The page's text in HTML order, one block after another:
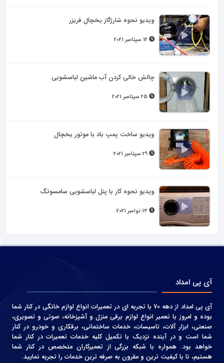
ویدیو نحوه شارژگاز یخچال فریزر
چالش خالی کردن آب ماشین لباسشویی
ویدیو ساخت پمپ باد با موتور یخچال
ویدیو نحوه کار با پنل لباسشویی سامسونگ
آی پی امداد
آی پی امداد از دهه 70 با تجربه ای در تعمیرات انواع لوازم خانگی در کنار شما
بوده و امروز با تعمیر انواع لوازم برقی منزل و آشپزخانه، صوتی و‌ تصویری،
صنعتی، ابزار آلات، تاسیسات، خدمات ساختمانی، برقکاری و خودرو در کنار
شما است و در آینده نزدیک با تکمیل کلیه خدمات تعمیرات در کنار شما
خواهد بود. همواره با شبکه بزرگی از تعمیرکاران متخصص در کنار شما
هستیم، تا با کیفیت ترین و مقرون به صرفه ترین خدمات را تجربه نمایید.